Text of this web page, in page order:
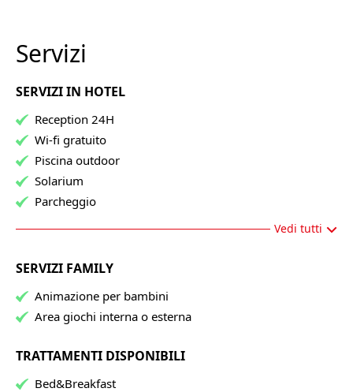
Servizi
SERVIZI IN HOTEL
Reception 24H
Wi-fi gratuito
Piscina outdoor
Solarium
Parcheggio
Vedi tutti
SERVIZI FAMILY
Animazione per bambini
Area giochi interna o esterna
TRATTAMENTI DISPONIBILI
Bed&Breakfast